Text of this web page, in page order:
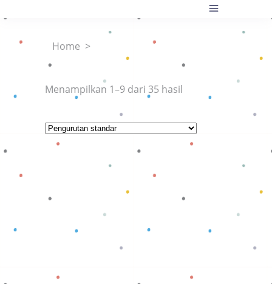
Home >
Menampilkan 1–9 dari 35 hasil
Baca selengkapnya